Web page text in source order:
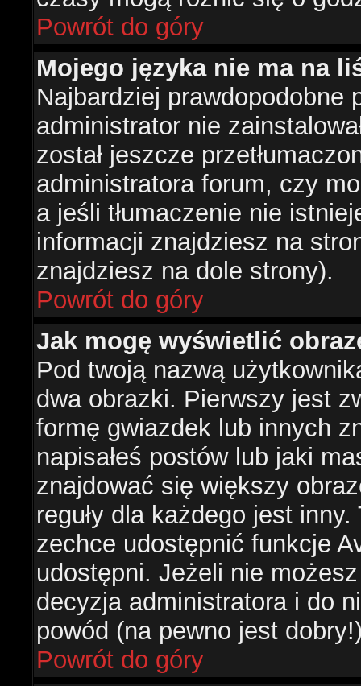
Powrót do góry
Mojego języka nie ma na
Najbardziej prawdopodobne
administrator nie
został jeszcze
administratora forum, czy
a jeśli tłumaczenie nie
informacji znajdziesz na
znajdziesz na dole strony).
Powrót do góry
Jak mogę wyświetlić
Pod twoją nazwą
dwa obrazki. Pierwszy jest
formę gwiazdek lub innych
napisałeś postów lub jaki
znajdować się większy
reguły dla każdego jest
zechce udostępnić funkcje
udostępni. Jeżeli nie
decyzja administratora i do
powód (na pewno jest
Powrót do góry